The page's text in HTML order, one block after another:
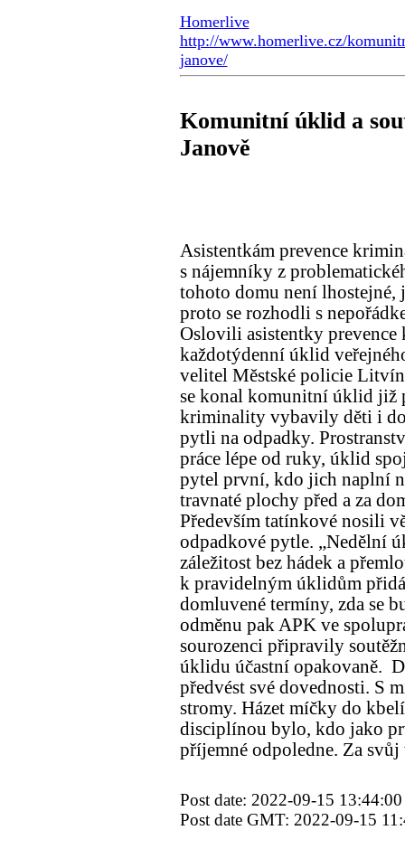
Homerlive
http://www.homerlive.cz/
janove/
Komunitní úklid a
Janově
Asistentkám prevence
s nájemníky z
tohoto domu není
proto se rozhodli s
Oslovili asistentky
každotýdenní úklid
velitel Městské policie
se konal komunitní úklid již
kriminality vybavily děti i
pytli na odpadky.
práce lépe od ruky, úklid
pytel první, kdo jich naplní
travnaté plochy před a za
Především tatínkové nosili
odpadkové pytle. „Nedělní
záležitost bez hádek a
k pravidelným úklidům
domluvené termíny, zda se
odměnu pak APK ve
sourozenci připravily
úklidu účastní opakovaně.
předvést své dovednosti. S
stromy. Házet míčky do
disciplínou bylo, kdo jako
příjemné odpoledne. Za
Post date: 2022-09-15 13:44:00
Post date GMT: 2022-09-15